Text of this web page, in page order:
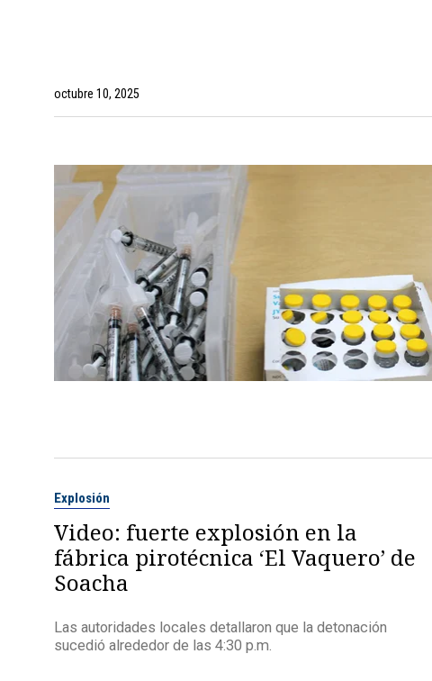
octubre 10, 2025
Explosión
Video: fuerte explosión en la
fábrica pirotécnica ‘El Vaquero’ de
Soacha
Las autoridades locales detallaron que la detonación
sucedió alrededor de las 4:30 p.m.